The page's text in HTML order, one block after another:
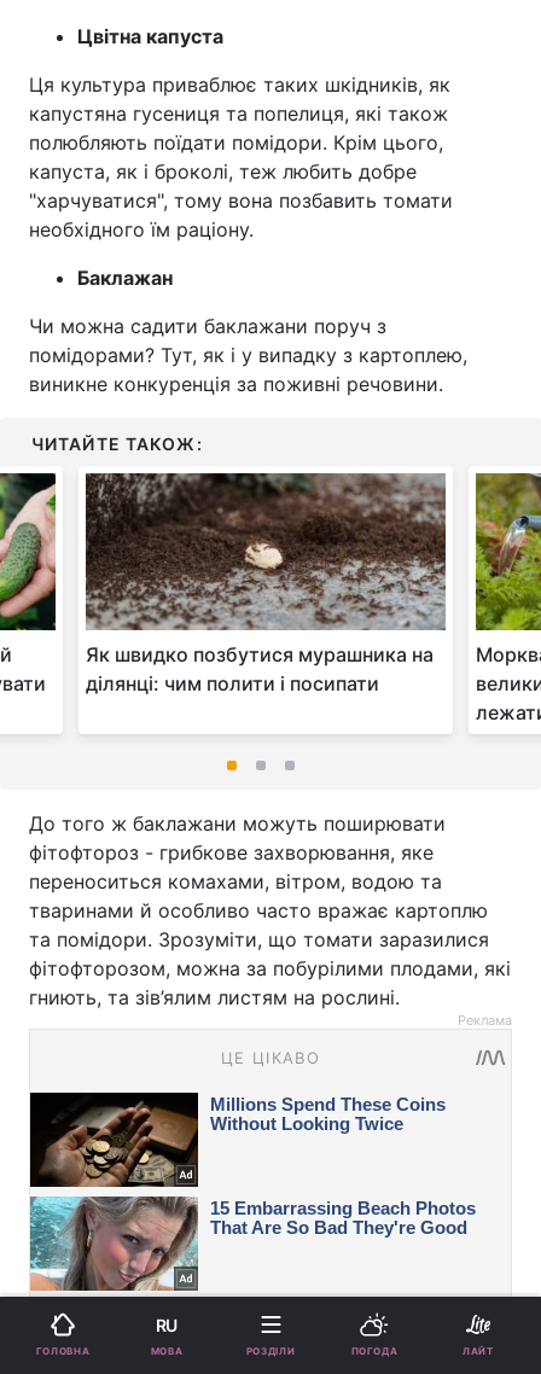
Цвітна капуста
Ця культура приваблює таких шкідників, як
капустяна гусениця та попелиця, які також
полюбляють поїдати помідори. Крім цього,
капуста, як і броколі, теж любить добре
"харчуватися", тому вона позбавить томати
необхідного їм раціону.
Баклажан
Чи можна садити баклажани поруч з
помідорами? Тут, як і у випадку з картоплею,
виникне конкуренція за поживні речовини.
ЧИТАЙТЕ ТАКОЖ:
Як швидко позбутися мурашника на
ділянці: чим полити і посипати
До того ж баклажани можуть поширювати
фітофтороз - грибкове захворювання, яке
переноситься комахами, вітром, водою та
тваринами й особливо часто вражає картоплю
та помідори. Зрозуміти, що томати заразилися
фітофторозом, можна за побурілими плодами, які
гниють, та зів’ялим листям на рослині.
Реклама
ГОЛОВНА
RU
МОВА РОЗДІЛИ ПОГОДА ЛАЙТ